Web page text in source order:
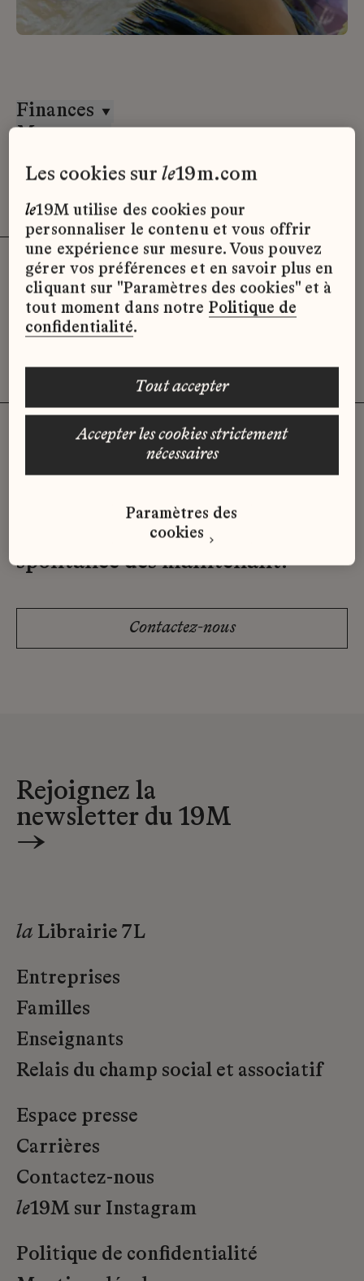
Finances
Massaro
Désolé, il semble qu’il n’y ait pas
d’offres d’emploi disponibles pour le
moment.
Vous n'avez pas trouvé d'offre
qui correspond à votre profil ?
Envoyez-nous votre candidature
spontanée dès maintenant.
Contactez-nous
Rejoignez la
newsletter du 19M
→
la Librairie 7L
Entreprises
Familles
Enseignants
Relais du champ social et associatif
Espace presse
Carrières
Contactez-nous
le19M sur Instagram
Politique de confidentialité
les cookies surle19m.com
le19M utilise des cookies pour
personnaliser le contenu et vous offrir
une expérience sur mesure. Vous pouvez
gérer vos préférences et en savoir plus en
cliquant sur "Paramètres des cookies" et à
tout moment dans notre Politique de
confidentialité.
accepter les cookies strictement
nécessaires
tout accepter
Paramètres des
cookies